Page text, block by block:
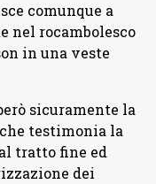
comunque a
nel rocambolesco
in una veste
sicuramente la
testimonia la
tratto fine ed
dei